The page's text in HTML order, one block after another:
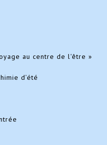
au centre de l'être »
d’été